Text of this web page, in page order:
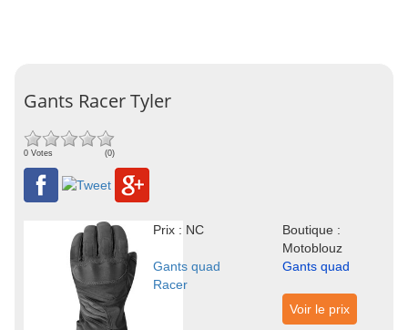
Gants Racer Tyler
0 Votes (0)
Prix : NC
Boutique :
Motoblouz
Gants quad
Racer
Gants quad
Voir le prix